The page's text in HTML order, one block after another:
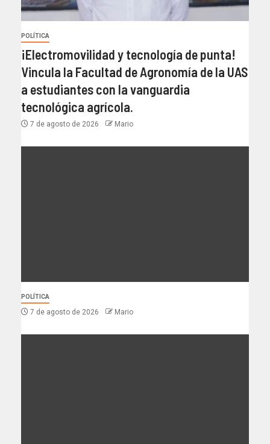
POLÍTICA
¡Electromovilidad y tecnología de punta!
Vincula la Facultad de Agronomía de la UAS
a estudiantes con la vanguardia
tecnológica agrícola.
7 de agosto de 2026 Mario
POLÍTICA
7 de agosto de 2026 Mario